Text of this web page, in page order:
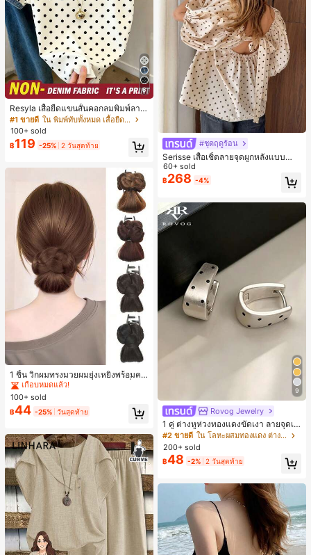
8
Resyla เสื้อยืดแขนสั้นคอกลมพิมพ์ลาย
จุดลำลองสำหรับผู้หญิง, ฤดูร้อน
#1 ขายดี
ใน พิมพ์ทับทั้งหมด เสื้อยืดผู้หญิง
100+ sold
฿119 -25% 2 วันสุดท้าย
1 ชิ้น วิกผมทรงมวยผมยุ่งเหยิงพร้อมคลิ
ปหนีบผม, คลิปหนีบผมสังเคราะห์ที่ได้รั
บการอัปเกรดแฟชั่น, วิกผมเส้นใยทนคว
ามร้อนสูงที่ออกแบบมาสำหรับผู้หญิง, ใ
ช้งานง่ายโดยไม่ต้องใช้เครื่องมือ, เหมา
สมบูรณ์แบบสำหรับผู้หญิง คลิปหนีบผม
คลิปหนีบผมสบายๆ แฟชั่นผม คลิปหนีบ
ผมหรูหรา ฤดูร้อน ชายหาด วันหยุด
#2 ขายดี
ใน เส้นใยสังเคราะห์ เครื่องประดับผมผู้หญิง
เกือบหมดแล้ว!
#2 ขายดี
เกือบหมดแล้ว!
#2 ขายดี
เกือบหมดแล้ว!
#2 ขายดี
ใน เส้นใยสังเคราะห์ เครื่องประดับผมผู้หญิง
100+ sold
฿44 -25% วันสุดท้าย
#ชุดฤดูร้อน
Serisse เสื้อเชิ้ตลายจุดผูกหลังแบบลำล
องสำหรับฤดูร้อน
60+ sold
฿268 -4%
9
Rovog Jewelry
1 คู่ ต่างหูห่วงทองแดงขัดเงา ลายจุดเร
ขาคณิตสไตล์มินิมอล เหมาะสำหรับสว
มใส่ประจำวันแบบสบายๆ สำหรับผู้หญิง
#2 ขายดี
ใน โลหะผสมทองแดง ต่างหูผู้หญิง
200+ sold
฿48 -2% 2 วันสุดท้าย